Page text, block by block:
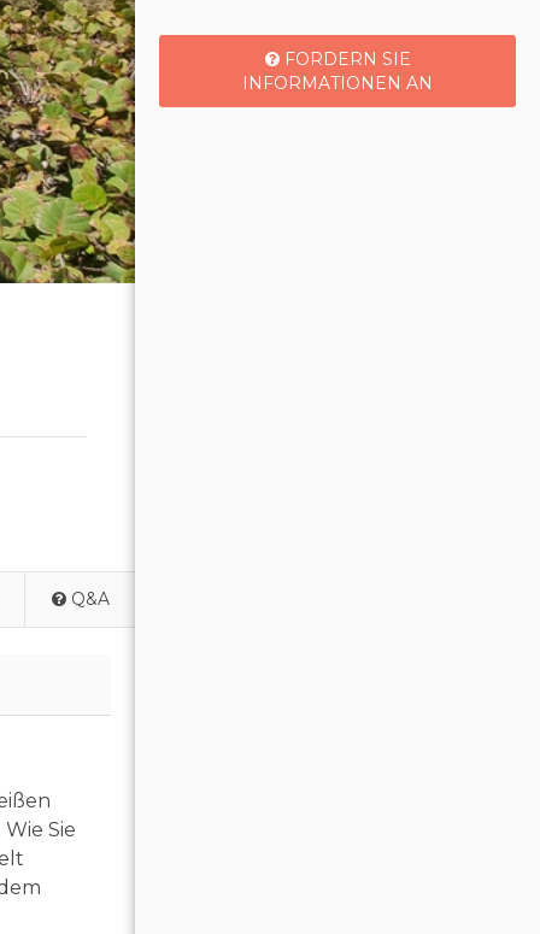
Q&A
Wie Sie
FORDERN SIE
INFORMATIONEN AN